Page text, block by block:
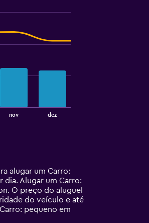
nov dez
alugar um Carro:
dia. Alugar um Carro:
O preço do aluguel
do veículo e até
pequeno em